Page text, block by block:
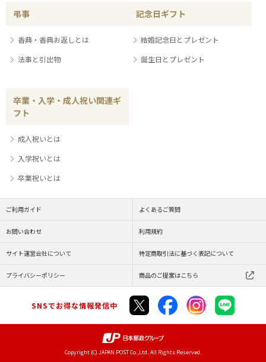
弔事
香典・香典お返しとは
法事と引出物
記念日ギフト
結婚記念日とプレゼント
誕生日とプレゼント
卒業・入学・成人祝い関連ギ
フト
成人祝いとは
入学祝いとは
卒業祝いとは
ご利用ガイド よくあるご質問
お問い合わせ 利用規約
サイト運営会社について 特定商取引法に基づく表記について
プライバシーポリシー 商品のご提案はこちら
SNSでお得な情報発信中
Copyright (C) JAPAN POST Co.,Ltd. All Rights Reserved.